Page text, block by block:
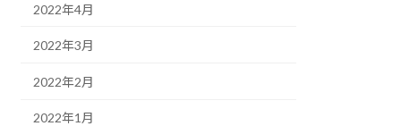
2022年4月
2022年3月
2022年2月
2022年1月